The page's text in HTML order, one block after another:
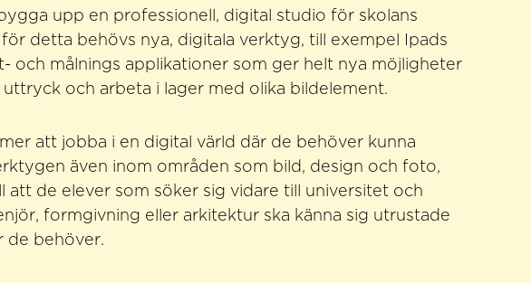
upp en professionell, digital studio för skolans
detta behövs nya, digitala verktyg, till exempel Ipads
och målnings applikationer som ger helt nya möjligheter
uttryck och arbeta i lager med olika bildelement.
att jobba i en digital värld där de behöver kunna
även inom områden som bild, design och foto,
att de elever som söker sig vidare till universitet och
formgivning eller arkitektur ska känna sig utrustade
de behöver.